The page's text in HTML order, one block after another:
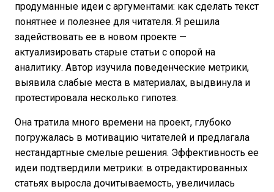
продуманные идеи с аргументами: как сделать текст
понятнее и полезнее для читателя. Я решила
задействовать ее в новом проекте —
актуализировать старые статьи с опорой на
аналитику. Автор изучила поведенческие метрики,
выявила слабые места в материалах, выдвинула и
протестировала несколько гипотез.
Она тратила много времени на проект, глубоко
погружалась в мотивацию читателей и предлагала
нестандартные смелые решения. Эффективность ее
идеи подтвердили метрики: в отредактированных
статьях выросла дочитываемость, увеличилась